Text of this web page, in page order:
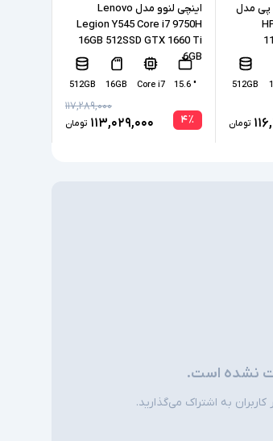
Intel Iris
headphone/microphone
اسلات سیم کارت، نور پس زمینه
وجود ندارند
اچ پی مدل
512GB
تومان
اینچی لنوو مدل Lenovo
Legion Y545 Core i7 9750H
16GB 512SSD GTX 1660 Ti
6GB
" 15.6
Core i7
16GB
512GB
۴٪
۱۱۷,۲۸۹,۰۰۰
۱۱۳,۰۲۹,۰۰۰ تومان
نشده است.
کاربران به اشتراک می‌گذارید.